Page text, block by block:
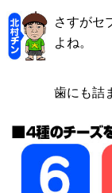
さすがセ
よね。
歯にも詰